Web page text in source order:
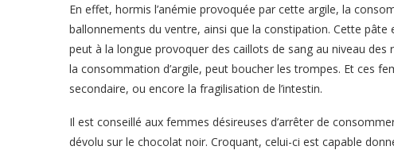
En effet, hormis l’anémie provoquée par cette argile, la
ballonnements du ventre, ainsi que la constipation. Cette pâte
peut à la longue provoquer des caillots de sang au niveau
la consommation d’argile, peut boucher les trompes. Et ces
secondaire, ou encore la fragilisation de l’intestin.
Il est conseillé aux femmes désireuses d’arrêter de
dévolu sur le chocolat noir. Croquant, celui-ci est capable